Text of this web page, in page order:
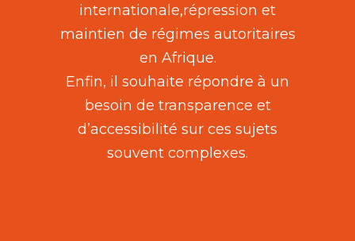
internationale,répression et
maintien de régimes autoritaires
en Afrique.
Enfin, il souhaite répondre à un
besoin de transparence et
d’accessibilité sur ces sujets
souvent complexes.